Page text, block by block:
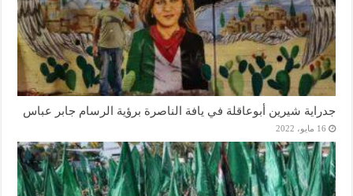
جدراية شيرين أبوعاقلة في يافة الناصرة برؤية الرسام جابر عباس
16 مايو، 2022